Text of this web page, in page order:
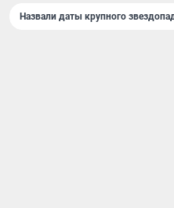
Назвали даты крупного